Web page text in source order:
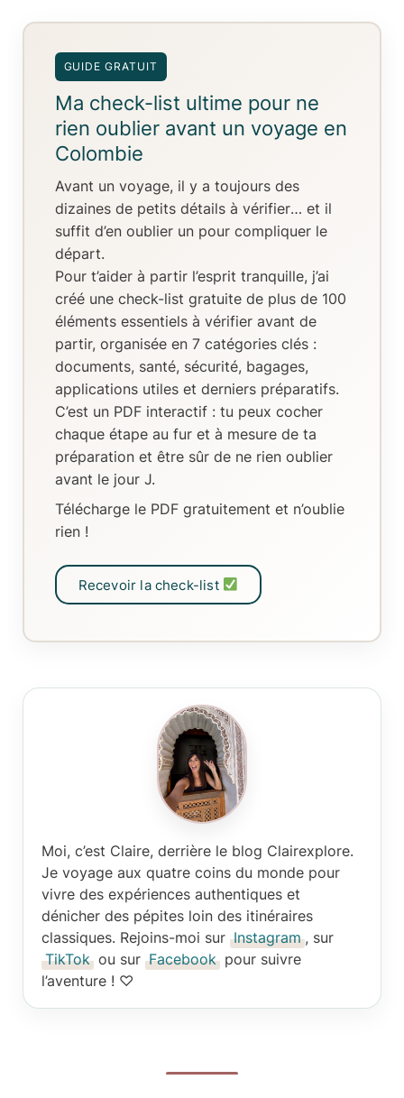
GUIDE GRATUIT
Ma check-list ultime pour ne
rien oublier avant un voyage en
Colombie
Avant un voyage, il y a toujours des
dizaines de petits détails à vérifier… et il
suffit d’en oublier un pour compliquer le
départ.
Pour t’aider à partir l’esprit tranquille, j’ai
créé une check-list gratuite de plus de 100
éléments essentielsà vérifier avant de
partir, organisée en 7 catégories clés:
documents, santé, sécurité, bagages,
applications utiles et derniers préparatifs.
C’est un PDF interactif: tu peux cocher
chaque étape au fur et à mesure de ta
préparationet être sûr de ne rien oublier
avant le jour J.
Télécharge le PDF gratuitement et n’oublie
rien !
Recevoir la check-list
Moi, c’est Claire, derrière le blog Clairexplore.
Je voyage aux quatre coins du monde pour
vivre des expériences authentiques et
dénicher des pépites loin des itinéraires
classiques. Rejoins-moi sur Instagram , sur
TikTok ou sur Facebook pour suivre
l’aventure ! ♡